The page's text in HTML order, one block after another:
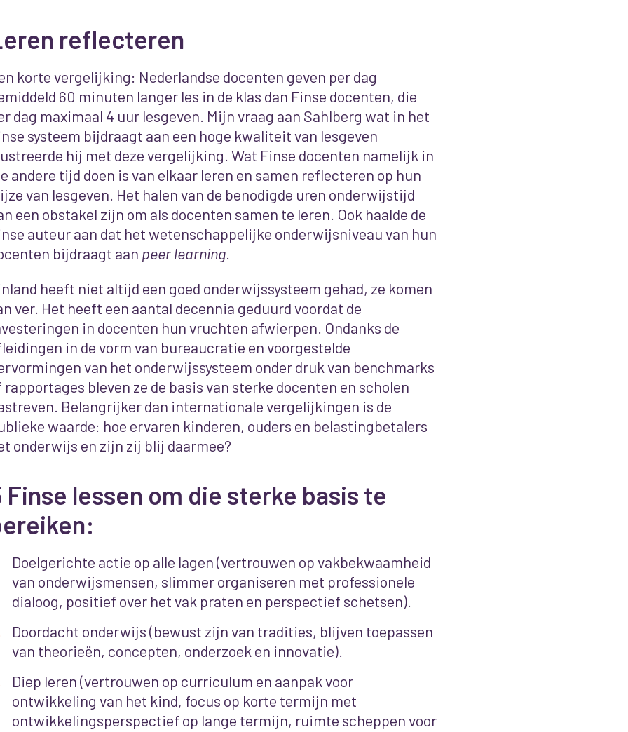
reflecteren
korte vergelijking: Nederlandse docenten geven per dag
60 minuten langer les in de klas dan Finse docenten, die
dag maximaal 4 uur lesgeven. Mijn vraag aan Sahlberg wat in het
systeem bijdraagt aan een hoge kwaliteit van lesgeven
hij met deze vergelijking. Wat Finse docenten namelijk in
andere tijd doen is van elkaar leren en samen reflecteren op hun
van lesgeven. Het halen van de benodigde uren onderwijstijd
een obstakel zijn om als docenten samen te leren. Ook haalde de
auteur aan dat het wetenschappelijke onderwijsniveau van hun
bijdraagt aan peer learning.
heeft niet altijd een goed onderwijssysteem gehad, ze komen
ver. Het heeft een aantal decennia geduurd voordat de
in docenten hun vruchten afwierpen. Ondanks de
in de vorm van bureaucratie en voorgestelde
van het onderwijssysteem onder druk van benchmarks
rapportages bleven ze de basis van sterke docenten en scholen
Belangrijker dan internationale vergelijkingen is de
waarde: hoe ervaren kinderen, ouders en belastingbetalers
onderwijs en zijn zij blij daarmee?
Finse lessen om die sterke basis te
Doelgerichte actie op alle lagen (vertrouwen op vakbekwaamheid
van onderwijsmensen, slimmer organiseren met professionele
dialoog, positief over het vak praten en perspectief schetsen).
Doordacht onderwijs (bewust zijn van tradities, blijven toepassen
van theorieën, concepten, onderzoek en innovatie).
Diep leren (vertrouwen op curriculum en aanpak voor
ontwikkeling van het kind, focus op korte termijn met
ontwikkelingsperspectief op lange termijn, ruimte scheppen voor